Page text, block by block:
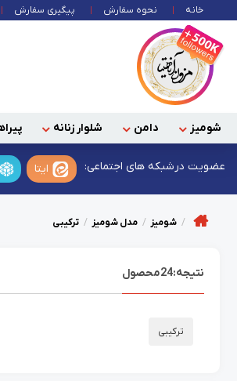
خانه نحوه سفارش پیگیری سفارش
شومیز دامن شلوار زنانه
عضویت درشبکه های اجتماعی: ایتا
شومیز مدل شومیز ترکیبی
نتیجه:24محصول
ترکیبی